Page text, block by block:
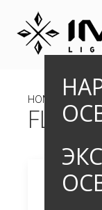
HOME »
FLASH